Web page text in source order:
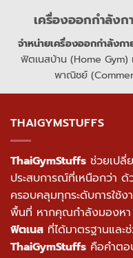
เครื่องออกกำลังก
จำหน่ายเครื่องออกกำลังก
ฟิตเนสบ้าน (Home Gym)
พาณิชย์
THAIGYMSTUFFS
ThaiGymStuffs ช่วยเปลี่
ประสบการณ์ที่เหนือกว่า
ครอบคลุมทุกระดับการใช้ง
พื้นที่ หากคุณกำลังมองหา
ฟิตเนส ที่ได้มาตรฐานและ
ThaiGymStuffs คือคำต